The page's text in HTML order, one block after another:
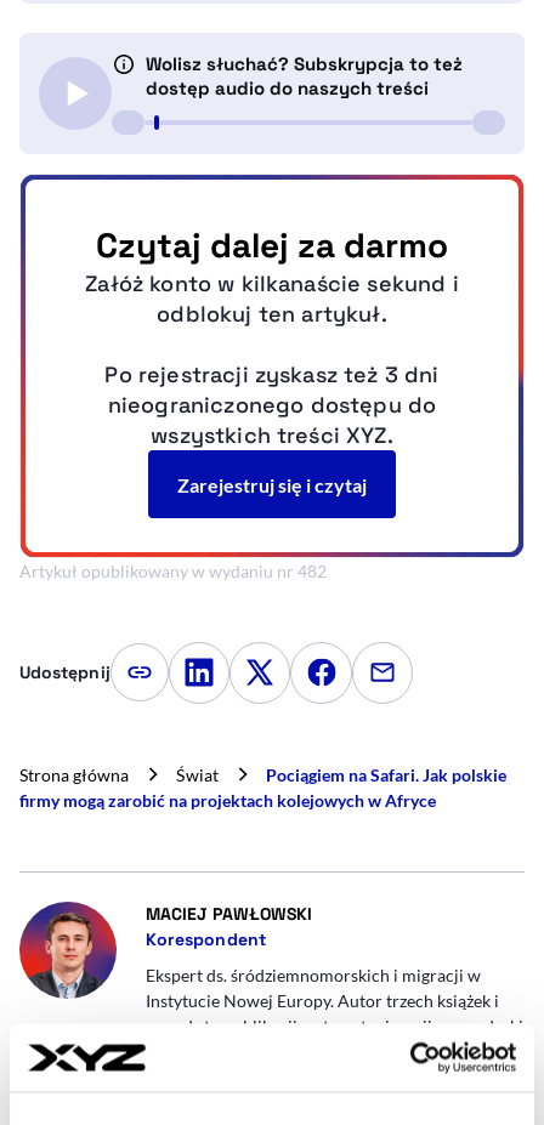
Artykuł opublikowany w wydaniu nr 482
Udostępnij Kopiuj link artykułu
Udostępnij na LinkedIn
Udostępnij na Twitterze
Udostępnij na
Udostępnij
Strona główna Świat
Pociągiem na Safari. Jak polskie
firmy mogą zarobić na projektach kolejowych w Afryce
MACIEJ PAWŁOWSKI
Korespondent
Ekspert ds. śródziemnomorskich i migracji w
Instytucie Nowej Europy. Autor trzech książek i
ponad stu publikacji na temat migracji, gospodarki
i polityki państw basenu morza śródziemnego.
Występował jako komentator w mediach polskich,